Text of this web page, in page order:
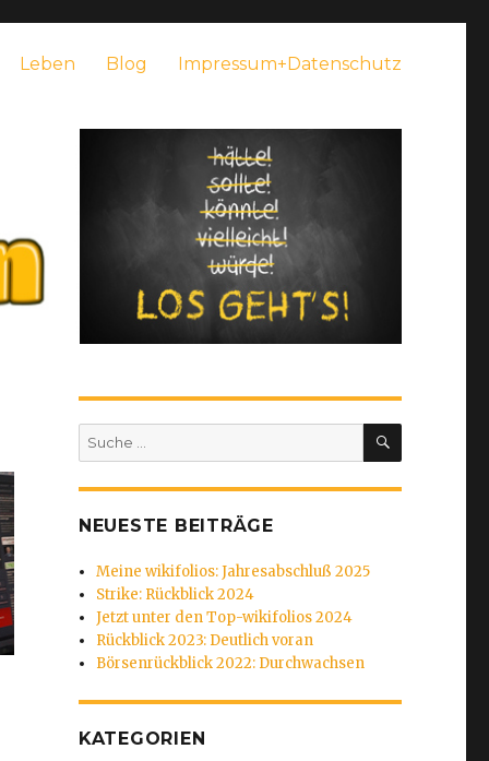
Leben Blog Impressum+Datenschutz
Suche
nach:
SUCHEN
NEUESTE BEITRÄGE
Meine wikifolios: Jahresabschluß 2025
Strike: Rückblick 2024
Jetzt unter den Top-wikifolios 2024
Rückblick 2023: Deutlich voran
Börsenrückblick 2022: Durchwachsen
KATEGORIEN